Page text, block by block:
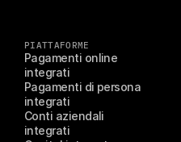
PIATTAFORME
Pagamenti online
integrati
Pagamenti di persona
integrati
Conti aziendali
integrati